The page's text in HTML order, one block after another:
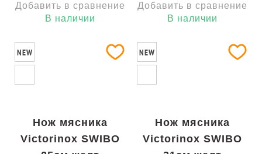
Добавить в сравнение
В наличии
Добавить в сравнение
В наличии
NEW
Нож мясника
Victorinox SWIBO
NEW
Нож мясника
Victorinox SWIBO